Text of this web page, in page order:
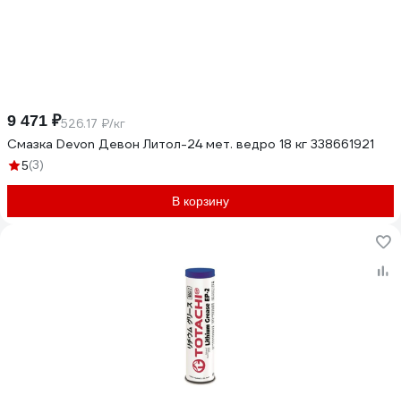
9 471 ₽526.17 ₽/кг
Смазка Devon Девон Литол-24 мет. ведро 18 кг 338661921
5(3)
В корзину